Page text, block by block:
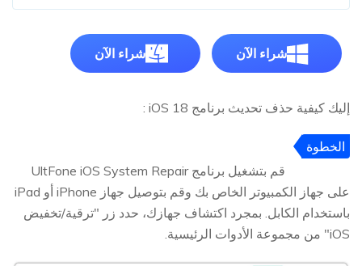
شراء الآن شراء الآن
إليك كيفية حذف تحديث برنامج iOS 18 :
الخطوة
قم بتشغيل برنامج UltFone iOS System Repair
على جهاز الكمبيوتر الخاص بك وقم بتوصيل جهاز iPhone أو iPad
باستخدام الكابل. بمجرد اكتشاف جهازك، حدد زر "ترقية/تخفيض
iOS" من مجموعة الأدوات الرئيسية.